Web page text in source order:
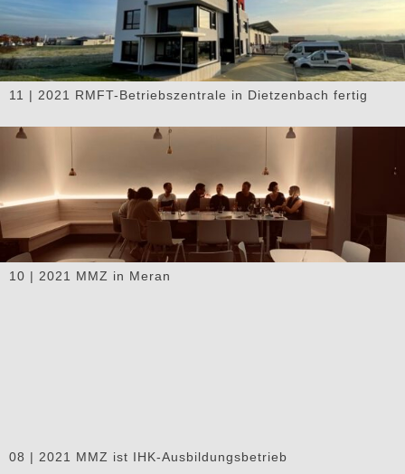
11 | 2021 RMFT-Betriebszentrale in Dietzenbach fertig
10 | 2021 MMZ in Meran
08 | 2021 MMZ ist IHK-Ausbildungsbetrieb